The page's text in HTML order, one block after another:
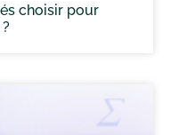
choisir pour